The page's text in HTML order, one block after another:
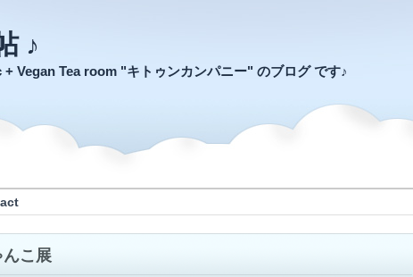
♪
Vegan Tea room "キトゥンカンパニー" のブログ です♪
こ展